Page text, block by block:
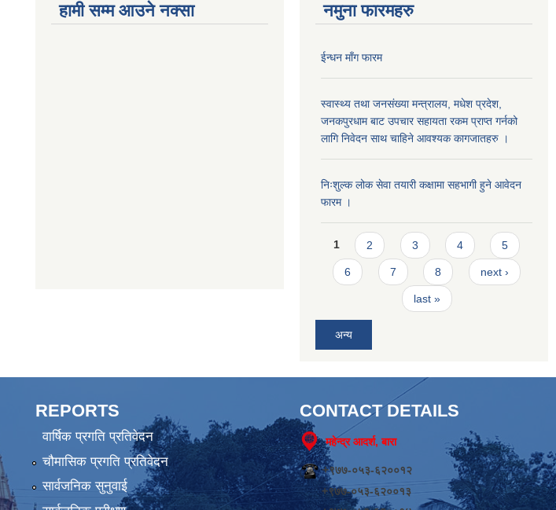
हामी सम्म आउने नक्सा नमुना फारमहरु
ईन्धन माँग फारम
स्वास्थ्य तथा जनसंख्या मन्त्रालय, मधेश प्रदेश,
जनकपुरधाम बाट उपचार सहायता रकम प्राप्त गर्नको
लागि निवेदन साथ चाहिने आवश्यक कागजातहरु ।
निःशुल्क लोक सेवा तयारी कक्षामा सहभागी हुने आवेदन
फारम ।
Pages
1 2 3 4 5
6 7 8 next ›
last »
अन्य
REPORTS
वार्षिक प्रगति प्रतिवेदन
चौमासिक प्रगति प्रतिवेदन
सार्वजनिक सुनुवाई
CONTACT DETAILS
महेन्द्र आदर्श, बारा
+९७७-०५३-६२००१२
+९७७-०५३-६२००१३